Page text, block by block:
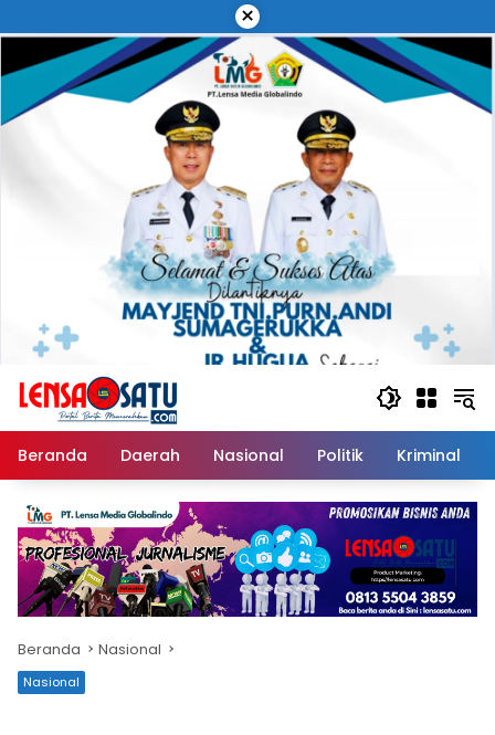
ke
konten
×
Beranda Daerah Nasional Politik Kriminal
Beranda Nasional
Nasional